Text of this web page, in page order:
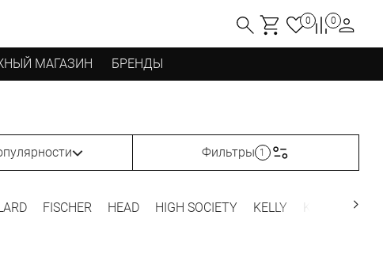
0 0
МАГАЗИН БРЕНДЫ
Фильтры 1
FISCHER HEAD HIGH SOCIETY KELLY KRIMSON